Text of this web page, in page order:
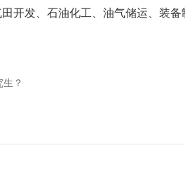
开发、石油化工、油气储运、装备
？